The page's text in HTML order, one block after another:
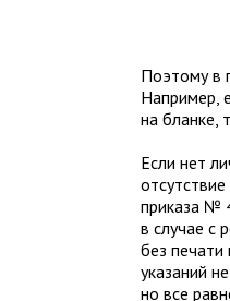
Поэтому в
Например,
на бланке,
Если нет
приказа №
в случае с
без печати
указаний
но все